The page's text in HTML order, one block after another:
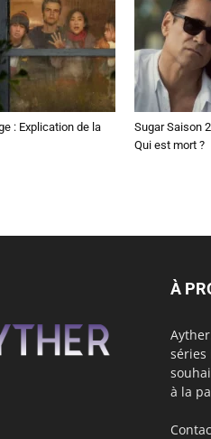
: Explication de la
Sugar Saison
Qui est mort ?
À
séries
à la